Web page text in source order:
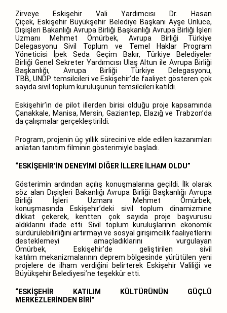
Zirveye Eskişehir Vali Yardımcısı Dr. Hasan
Çiçek, Eskişehir Büyükşehir Belediye Başkanı Ayşe Ünlüce,
Dışişleri Bakanlığı Avrupa Birliği Başkanlığı Avrupa Birliği İşleri
Uzmanı Mehmet Ömürbek, Avrupa Birliği Türkiye
Delegasyonu Sivil Toplum ve Temel Haklar Program
Yöneticisi İpek Seda Geçim Bakır, Türkiye Belediyeler
Birliği Genel Sekreter Yardımcısı Ulaş Altun ile Avrupa Birliği
Başkanlığı, Avrupa Birliği Türkiye Delegasyonu,
TBB, UNDP temsilcileri ve Eskişehir’de faaliyet gösteren çok
sayıda sivil toplum kuruluşunun temsilcileri katıldı.
Eskişehir’in de pilot illerden birisi olduğu proje kapsamında
Çanakkale, Manisa, Mersin, Gaziantep, Elazığ ve Trabzon’da
da çalışmalar gerçekleştirildi.
Program, projenin üç yıllık sürecini ve elde edilen kazanımları
anlatan tanıtım filminin gösterimiyle başladı.
“ESKİŞEHİR’İN DENEYİMİ DİĞER İLLERE İLHAM OLDU”
Gösterimin ardından açılış konuşmalarına geçildi. İlk olarak
söz alan Dışişleri Bakanlığı Avrupa Birliği Başkanlığı Avrupa
Birliği İşleri Uzmanı Mehmet Ömürbek,
konuşmasında Eskişehir’deki sivil toplum dinamizmine
dikkat çekerek, kentten çok sayıda proje başvurusu
aldıklarını ifade etti. Sivil toplum kuruluşlarının ekonomik
sürdürülebilirliğini artırmayı ve sosyal girişimcilik faaliyetlerini
desteklemeyi amaçladıklarını vurgulayan
Ömürbek, Eskişehir’de geliştirilen sivil
katılım mekanizmalarının deprem bölgesinde yürütülen yeni
projelere de ilham verdiğini belirterek Eskişehir Valiliği ve
Büyükşehir Belediyesi’ne teşekkür etti.
“ESKİŞEHİR KATILIM KÜLTÜRÜNÜN GÜÇLÜ
MERKEZLERİNDEN BİRİ”